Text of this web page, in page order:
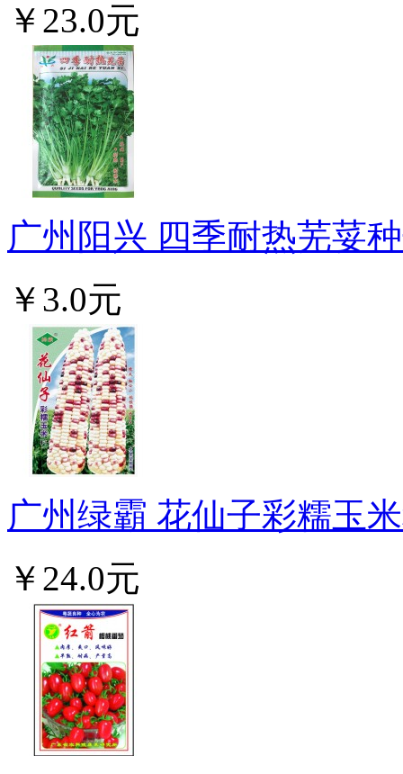
￥23.0元
广州阳兴 四季耐热芜荽
￥3.0元
广州绿霸 花仙子彩糯玉
￥24.0元